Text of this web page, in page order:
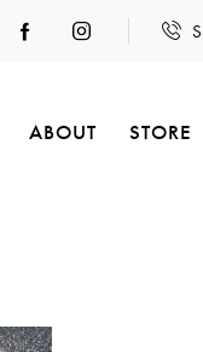
ABOUT STORE